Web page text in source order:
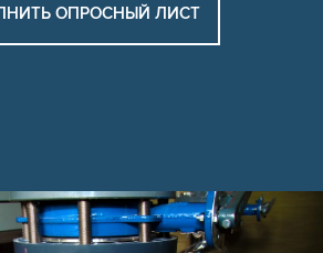
ОПРОСНЫЙ ЛИСТ